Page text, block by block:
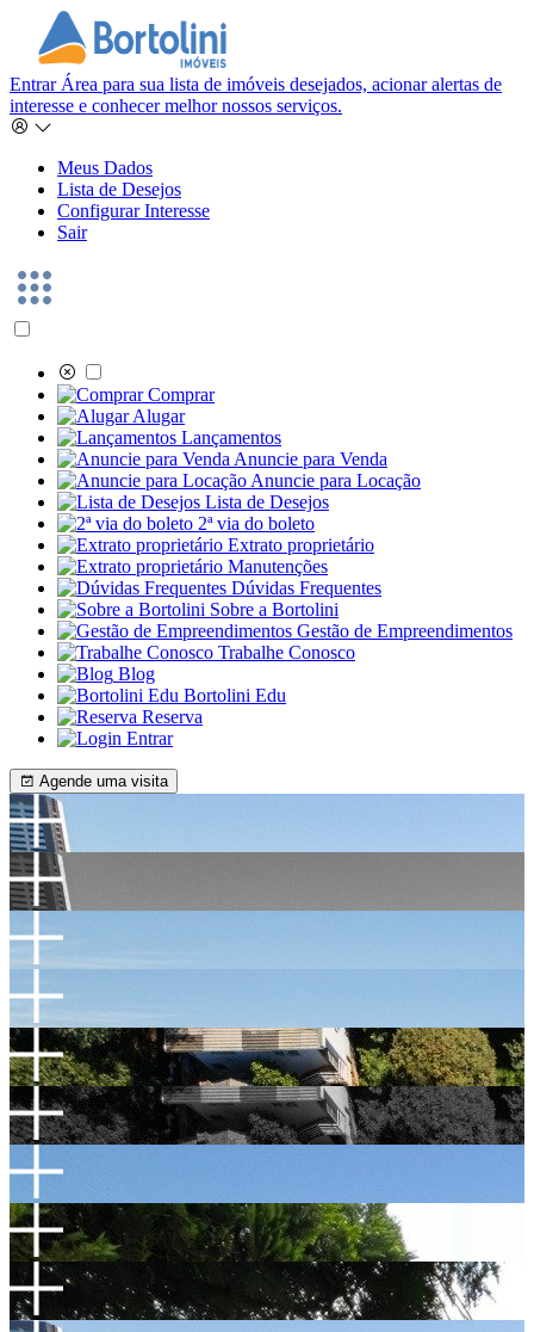
Entrar Área para sua lista de imóveis desejados, acionar alertas de
interesse e conhecer melhor nossos serviços.
Meus Dados
Lista de Desejos
Configurar Interesse
Sair
Comprar
Alugar
Lançamentos
Anuncie para Venda
Anuncie para Locação
Lista de Desejos
2ª via do boleto
Extrato proprietário
Manutenções
Dúvidas Frequentes
Sobre a Bortolini
Gestão de Empreendimentos
Trabalhe Conosco
Blog
Bortolini Edu
Reserva
Entrar
Agende uma visita